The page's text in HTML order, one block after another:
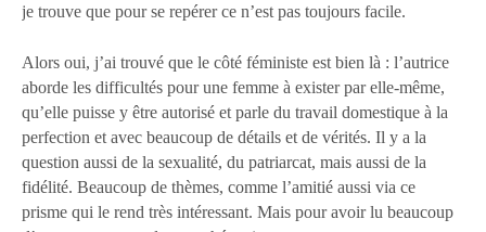
je trouve que pour se repérer ce n’est pas toujours facile.
Alors oui, j’ai trouvé que le côté féministe est bien là : l’autrice
aborde les difficultés pour une femme à exister par elle-même,
qu’elle puisse y être autorisé et parle du travail domestique à la
perfection et avec beaucoup de détails et de vérités. Il y a la
question aussi de la sexualité, du patriarcat, mais aussi de la
fidélité. Beaucoup de thèmes, comme l’amitié aussi via ce
prisme qui le rend très intéressant. Mais pour avoir lu beaucoup